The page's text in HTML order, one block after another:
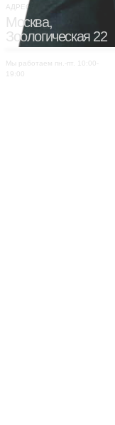
АДРЕС:
Москва,
Зоологическая 22
Мы работаем пн.-пт. 10:00-
19:00